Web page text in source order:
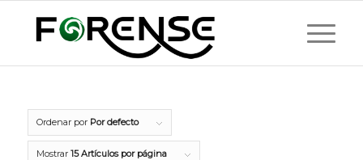
Ordenar por Por defecto
Mostrar 15 Artículos por página